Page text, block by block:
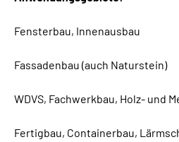
Fensterbau, Innenausbau
Fassadenbau (auch Naturstein)
WDVS, Fachwerkbau, Holz- und
Fertigbau, Containerbau,